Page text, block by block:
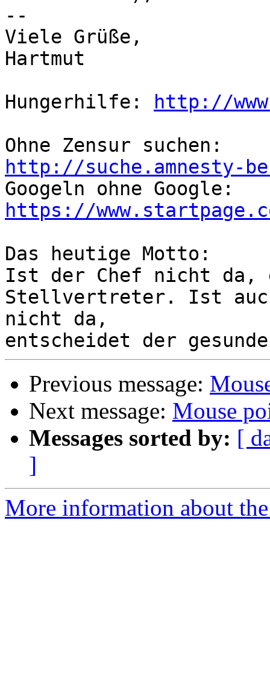
--
Viele Grüße,
Hartmut
Hungerhilfe:
http://
http://suche.amnesty-
https://
Das heutige Motto:
Ist der Chef nicht da,
Stellvertreter. Ist
nicht da,
Previous message:
Next message: Mouse
Messages sorted by: [
]
More information about